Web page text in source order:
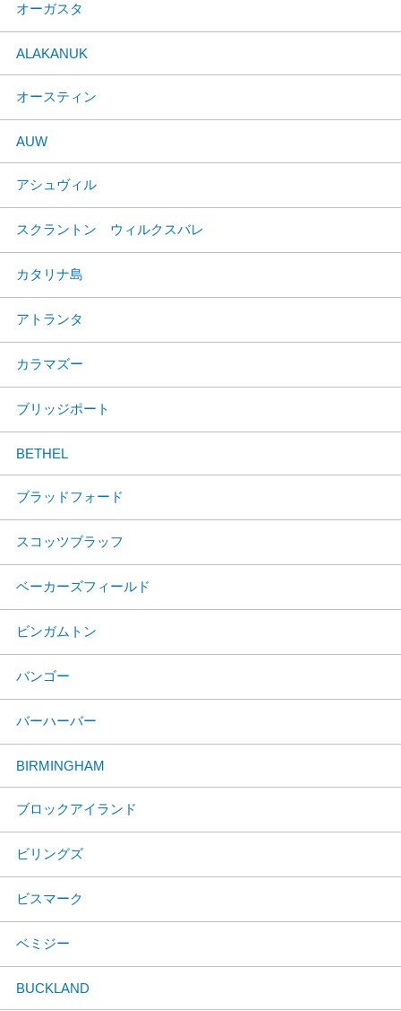
オーガスタ
ALAKANUK
オースティン
AUW
アシュヴィル
スクラントン ウィルクスバレ
カタリナ島
アトランタ
カラマズー
ブリッジポート
BETHEL
ブラッドフォード
スコッツブラッフ
ベーカーズフィールド
ビンガムトン
バンゴー
バーハーバー
BIRMINGHAM
ブロックアイランド
ビリングズ
ビスマーク
ベミジー
BUCKLAND